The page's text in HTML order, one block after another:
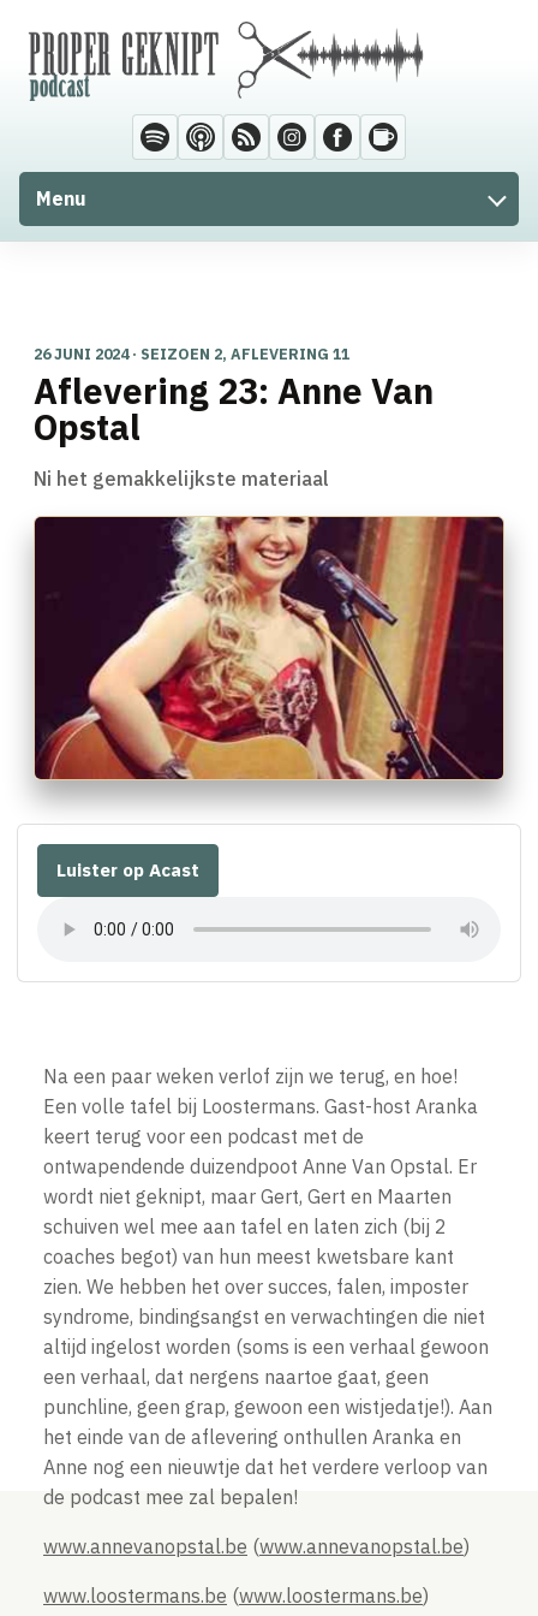
Menu
26 JUNI 2024 · SEIZOEN 2, AFLEVERING 11
Aflevering 23: Anne Van
Opstal
Ni het gemakkelijkste materiaal
Luister op Acast
Na een paar weken verlof zijn we terug, en hoe!
Een volle tafel bij Loostermans. Gast-host Aranka
keert terug voor een podcast met de
ontwapendende duizendpoot Anne Van Opstal. Er
wordt niet geknipt, maar Gert, Gert en Maarten
schuiven wel mee aan tafel en laten zich (bij 2
coaches begot) van hun meest kwetsbare kant
zien. We hebben het over succes, falen, imposter
syndrome, bindingsangst en verwachtingen die niet
altijd ingelost worden (soms is een verhaal gewoon
een verhaal, dat nergens naartoe gaat, geen
punchline, geen grap, gewoon een wistjedatje!). Aan
het einde van de aflevering onthullen Aranka en
Anne nog een nieuwtje dat het verdere verloop van
de podcast mee zal bepalen!
www.annevanopstal.be (www.annevanopstal.be)
www.loostermans.be (www.loostermans.be)